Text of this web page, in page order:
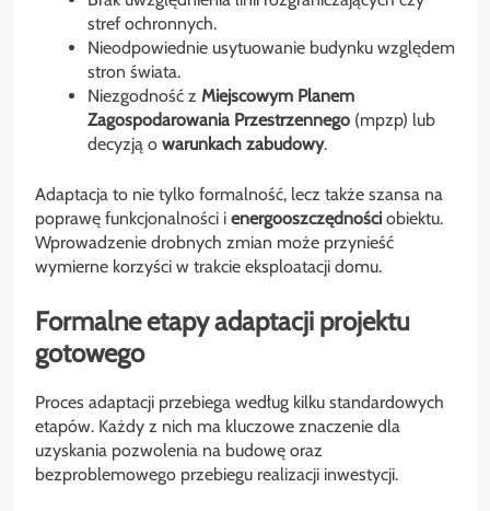
stref ochronnych.
Nieodpowiednie usytuowanie budynku względem
stron świata.
Niezgodność z Miejscowym Planem
Zagospodarowania Przestrzennego (mpzp) lub
decyzją o warunkach zabudowy.
Adaptacja to nie tylko formalność, lecz także szansa na
poprawę funkcjonalności i energooszczędności obiektu.
Wprowadzenie drobnych zmian może przynieść
wymierne korzyści w trakcie eksploatacji domu.
Formalne etapy adaptacji projektu
gotowego
Proces adaptacji przebiega według kilku standardowych
etapów. Każdy z nich ma kluczowe znaczenie dla
uzyskania pozwolenia na budowę oraz
bezproblemowego przebiegu realizacji inwestycji.